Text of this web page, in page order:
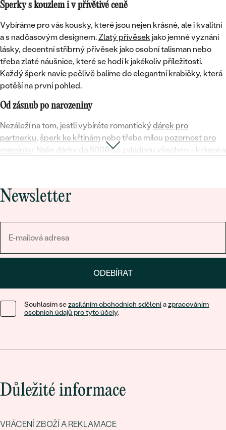
Šperky s kouzlem i v přívětivé ceně
Vybíráme pro vás kousky, které jsou nejen krásné, ale i kvalitní
a s nadčasovým designem.Zlatý přívěsek jako jemné vyznání
lásky, decentnístříbrný přívěsek jako osobní talisman nebo
třebazlaté náušnice, které se hodí k jakékoliv příležitosti.
Každý šperk navíc pečlivě balíme do elegantní krabičky, která
potěší na první pohled.
Od zásnub po narozeniny
Nezáleží na tom, jestli vybíráte romantickýdárek pro
partnerku, šperk ke křtinám nebo třeba milou pozornost pro
maminku
. Naše dárky do 5000 Kč zvládnou všechno – krásné a
poklad.
Newsletter
ODEBÍRAT
Souhlasím sezasíláním obchodních sděleníazpracováním
osobních údajů pro tyto účely.
Důležité informace
VRÁCENÍ ZBOŽÍ A REKLAMACE